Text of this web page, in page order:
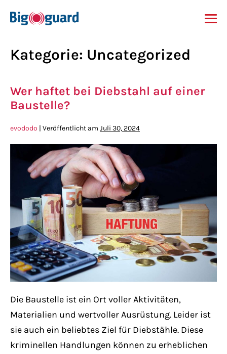
Kategorie: Uncategorized
Wer haftet bei Diebstahl auf einer
Baustelle?
evododo Veröffentlicht am Juli 30, 2024
Die Baustelle ist ein Ort voller Aktivitäten,
Materialien und wertvoller Ausrüstung. Leider ist
sie auch ein beliebtes Ziel für Diebstähle. Diese
kriminellen Handlungen können zu erheblichen